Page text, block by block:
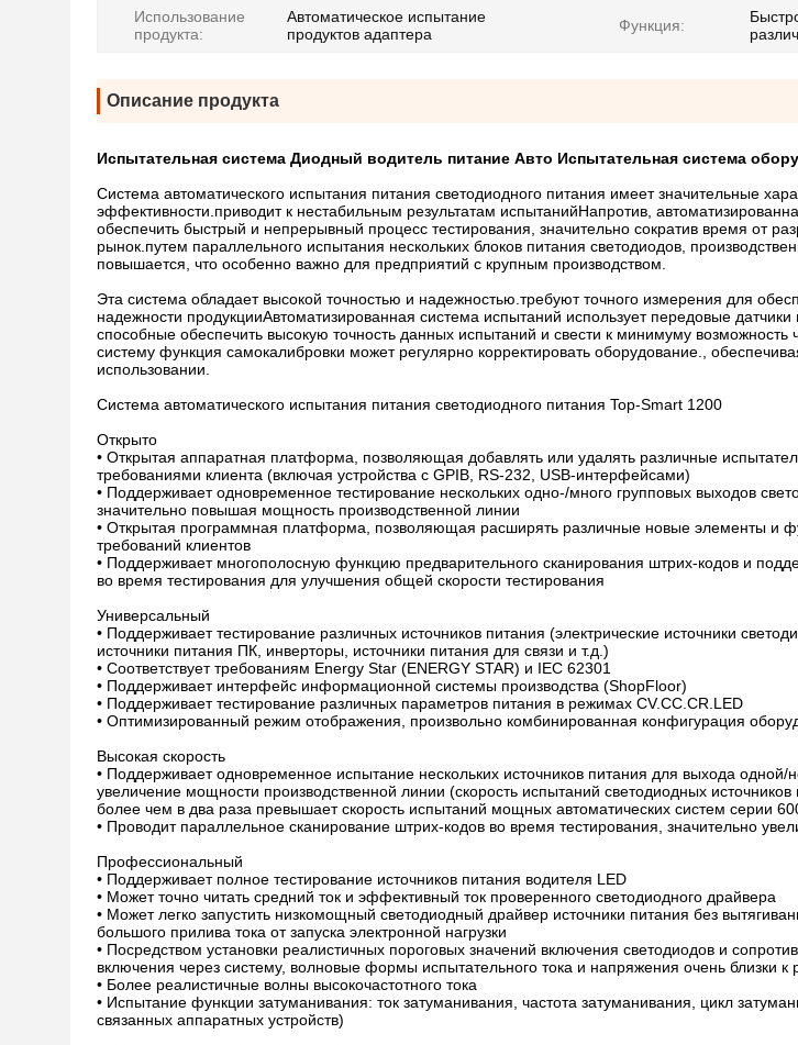
Использование
продукта:
Автоматическое испытание
продуктов адаптера
Функция:
Описание продукта
Испытательная система Диодный водитель питание Авто Испытательная система
Система автоматического испытания питания светодиодного питания имеет значительные
эффективности.приводит к нестабильным результатам испытанийНапротив,
обеспечить быстрый и непрерывный процесс тестирования, значительно сократив время от
рынок.путем параллельного испытания нескольких блоков питания светодиодов,
повышается, что особенно важно для предприятий с крупным производством.
Эта система обладает высокой точностью и надежностью.требуют точного измерения для
надежности продукцииАвтоматизированная система испытаний использует передовые
способные обеспечить высокую точность данных испытаний и свести к минимуму возможность
систему функция самокалибровки может регулярно корректировать оборудование.,
использовании.
Система автоматического испытания питания светодиодного питания Top-Smart 1200
Открыто
• Открытая аппаратная платформа, позволяющая добавлять или удалять различные
требованиями клиента (включая устройства с GPIB, RS-232, USB-интерфейсами)
• Поддерживает одновременное тестирование нескольких одно-/много групповых выходов
значительно повышая мощность производственной линии
• Открытая программная платформа, позволяющая расширять различные новые элементы и
требований клиентов
• Поддерживает многополосную функцию предварительного сканирования штрих-кодов и
во время тестирования для улучшения общей скорости тестирования
Универсальный
• Поддерживает тестирование различных источников питания (электрические источники
источники питания ПК, инверторы, источники питания для связи и т.д.)
• Соответствует требованиям Energy Star (ENERGY STAR) и IEC 62301
• Поддерживает интерфейс информационной системы производства (ShopFloor)
• Поддерживает тестирование различных параметров питания в режимах CV.CC.CR.LED
• Оптимизированный режим отображения, произвольно комбинированная конфигурация
Высокая скорость
• Поддерживает одновременное испытание нескольких источников питания для выхода одной/
увеличение мощности производственной линии (скорость испытаний светодиодных
более чем в два раза превышает скорость испытаний мощных автоматических систем серии
• Проводит параллельное сканирование штрих-кодов во время тестирования, значительно
Профессиональный
• Поддерживает полное тестирование источников питания водителя LED
• Может точно читать средний ток и эффективный ток проверенного светодиодного драйвера
• Может легко запустить низкомощный светодиодный драйвер источники питания без
большого прилива тока от запуска электронной нагрузки
• Посредством установки реалистичных пороговых значений включения светодиодов и
включения через систему, волновые формы испытательного тока и напряжения очень близки
• Более реалистичные волны высокочастотного тока
• Испытание функции затуманивания: ток затуманивания, частота затуманивания, цикл
связанных аппаратных устройств)